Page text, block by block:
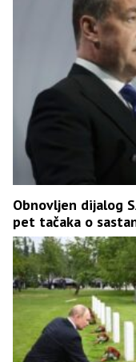
Obnovljen dijalog
pet tačaka o